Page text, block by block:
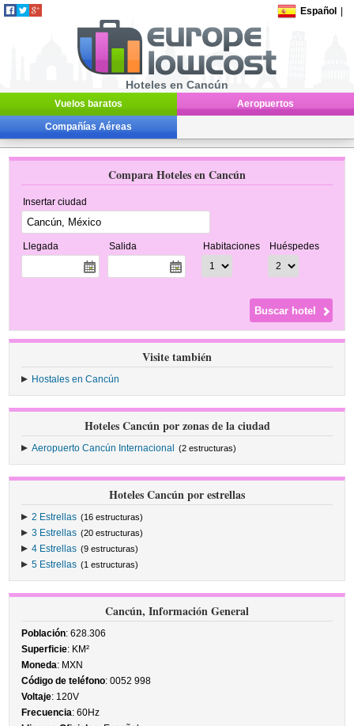
Español
Hoteles en Cancún
Vuelos baratos Aeropuertos
Compañías Aéreas
Compara Hoteles en Cancún
Insertar ciudad
Llegada Salida Habitaciones Huéspedes
Visite también
Hostales en Cancún
Hoteles Cancún por zonas de la ciudad
Aeropuerto Cancún Internacional (2 estructuras)
Hoteles Cancún por estrellas
2 Estrellas (16 estructuras)
3 Estrellas (20 estructuras)
4 Estrellas (9 estructuras)
5 Estrellas (1 estructuras)
Cancún, Información General
Población: 628.306
Superficie: KM²
Moneda: MXN
Código de teléfono: 0052 998
Voltaje: 120V
Frecuencia: 60Hz